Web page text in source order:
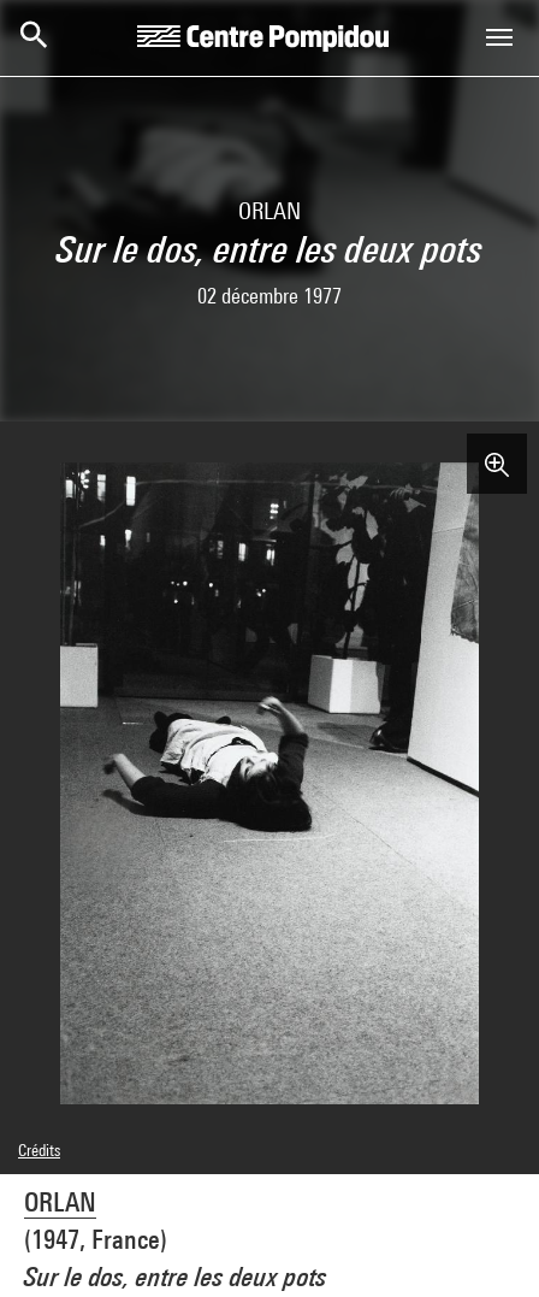
ORLAN
Sur le dos, entre les deux pots
02 décembre 1977
ORLAN
(1947, France)
Sur le dos, entre les deux pots
Crédits
© Adagp, Paris
Crédit photographique : Centre Pompidou, MNAM-CCI/Georges Meguerditchian/Dist.
GrandPalaisRmn
Réf. image : 4N10281
Diffusion image :
GrandPalaisRmnPhoto